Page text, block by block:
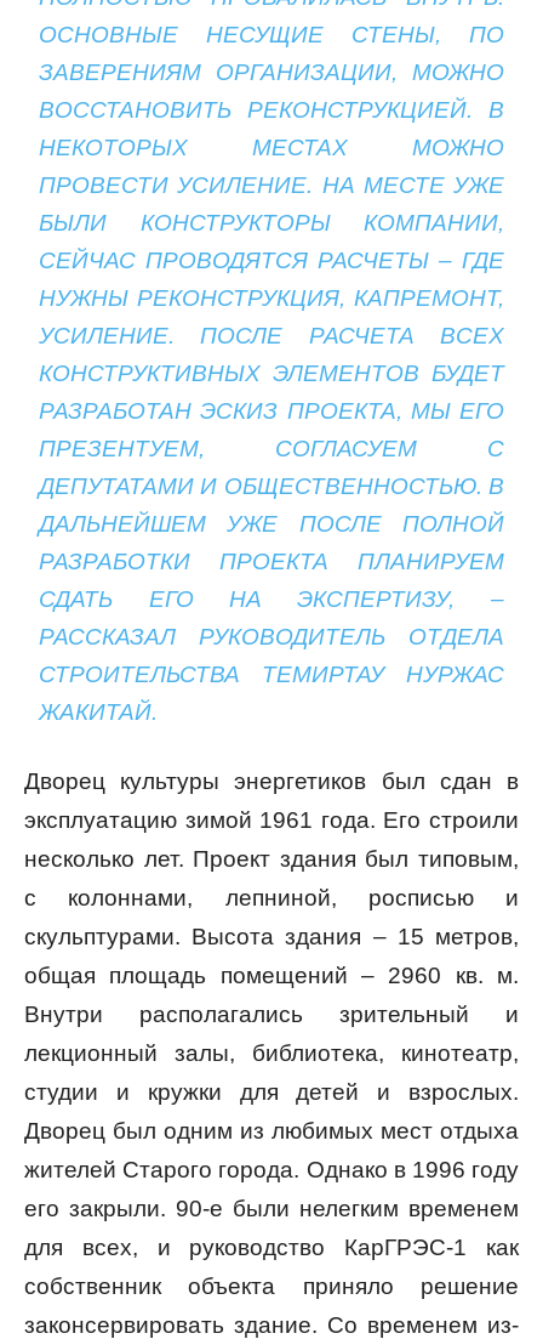
ОСНОВНЫЕ НЕСУЩИЕ СТЕНЫ, ПО
ЗАВЕРЕНИЯМ ОРГАНИЗАЦИИ, МОЖНО
ВОССТАНОВИТЬ РЕКОНСТРУКЦИЕЙ. В
НЕКОТОРЫХ МЕСТАХ МОЖНО
ПРОВЕСТИ УСИЛЕНИЕ. НА МЕСТЕ УЖЕ
БЫЛИ КОНСТРУКТОРЫ КОМПАНИИ,
СЕЙЧАС ПРОВОДЯТСЯ РАСЧЕТЫ – ГДЕ
НУЖНЫ РЕКОНСТРУКЦИЯ, КАПРЕМОНТ,
УСИЛЕНИЕ. ПОСЛЕ РАСЧЕТА ВСЕХ
КОНСТРУКТИВНЫХ ЭЛЕМЕНТОВ БУДЕТ
РАЗРАБОТАН ЭСКИЗ ПРОЕКТА, МЫ ЕГО
ПРЕЗЕНТУЕМ, СОГЛАСУЕМ С
ДЕПУТАТАМИ И ОБЩЕСТВЕННОСТЬЮ. В
ДАЛЬНЕЙШЕМ УЖЕ ПОСЛЕ ПОЛНОЙ
РАЗРАБОТКИ ПРОЕКТА ПЛАНИРУЕМ
СДАТЬ ЕГО НА ЭКСПЕРТИЗУ, –
РАССКАЗАЛ РУКОВОДИТЕЛЬ ОТДЕЛА
СТРОИТЕЛЬСТВА ТЕМИРТАУ НУРЖАС
ЖАКИТАЙ.
Дворец культуры энергетиков был сдан в
эксплуатацию зимой 1961 года. Его строили
несколько лет. Проект здания был типовым,
с колоннами, лепниной, росписью и
скульптурами. Высота здания – 15 метров,
общая площадь помещений – 2960 кв. м.
Внутри располагались зрительный и
лекционный залы, библиотека, кинотеатр,
студии и кружки для детей и взрослых.
Дворец был одним из любимых мест отдыха
жителей Старого города. Однако в 1996 году
его закрыли. 90-е были нелегким временем
для всех, и руководство КарГРЭС-1 как
собственник объекта приняло решение
законсервировать здание. Со временем из-